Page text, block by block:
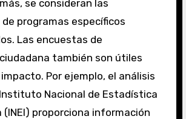
se consideran las
programas específicos
Las encuestas de
también son útiles
Por ejemplo, el análisis
Nacional de Estadística
proporciona información